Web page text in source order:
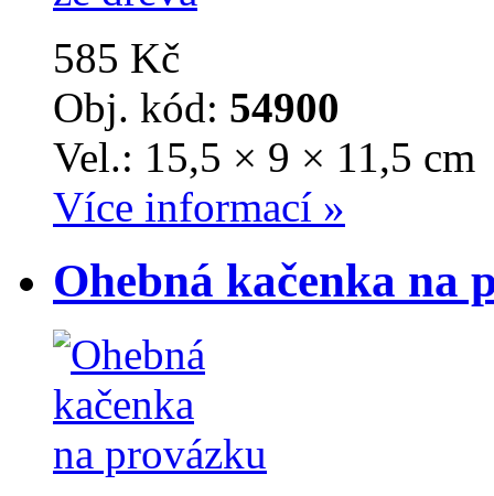
585 Kč
Obj. kód: 54900
Vel.: 15,5 × 9 × 11,5 cm
Více informací »
Ohebná kačenka na